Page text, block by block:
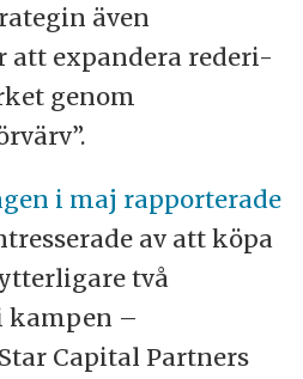
även
att expandera rederi-
genom
i maj rapporterade
av att köpa
två
kampen –
Capital Partners